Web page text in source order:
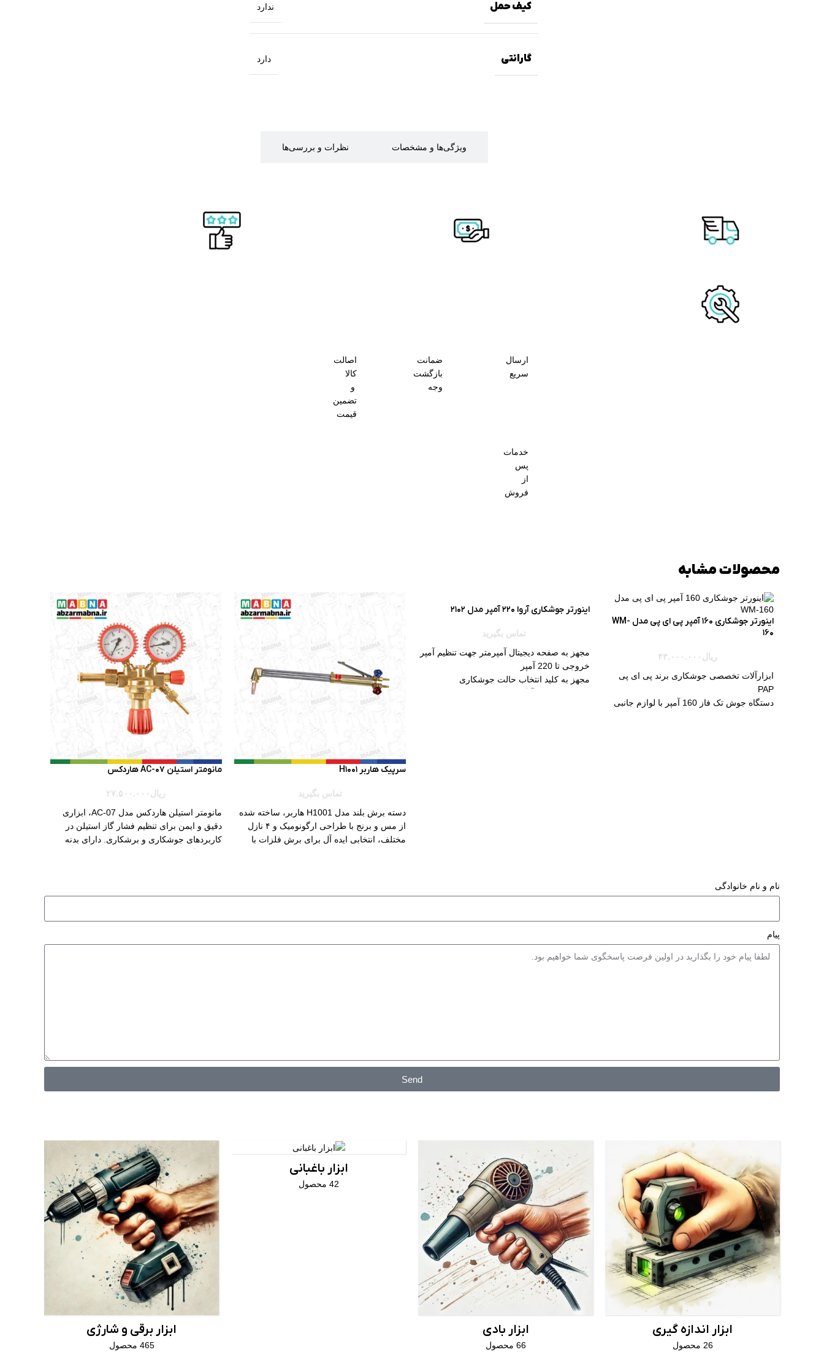
کیف حمل ندارد
گارانتی دارد
ویژگی‌ها و مشخصات نظرات و بررسی‌ها
ارسال
سریع
ضمانت
بازگشت
وجه
اصالت
کالا
و
تضمین
قیمت
خدمات
پس
از
فروش
محصولات مشابه
اینورتر جوشکاری 160 آمپر پی ای پی مدل WM-
160
ریال ۴۳.۰۰۰.۰۰۰
ابزارآلات تخصصی جوشکاری برند پی ای پی
PAP
دستگاه جوش تک فاز 160 آمپر با لوازم جانبی
بالا
دارای طراحی بسیار کوچک ، جمع وجور و قابل
حمل
اینورتر جوشکاری آروا 220 آمپر مدل 2102
تماس بگیرید
مجهز به صفحه دیجیتال آمپرمتر جهت تنظیم آمپر
خروجی تا 220 آمپر
مجهز به کلید انتخاب حالت جوشکاری
سرپیک هاربر H1001
تماس بگیرید
دسته برش بلند مدل H1001 هاربر، ساخته‌ شده
از مس و برنج با طراحی ارگونومیک و ۴ نازل
مختلف، انتخابی ایده‌ آل برای برش فلزات با
مانومتر استيلن AC-07 هاردكس
ریال ۲۷.۵۰۰.۰۰۰
مانومتر استیلن هاردکس مدل AC-07، ابزاری
دقیق و ایمن برای تنظیم فشار گاز استیلن در
کاربردهای جوشکاری و برشکاری. دارای بدنه
نام و نام خانوادگی
پیام
Send
ابزار اندازه گیری
26 محصول
ابزار بادی
66 محصول
ابزار باغبانی
42 محصول
ابزار برقی و شارژی
465 محصول